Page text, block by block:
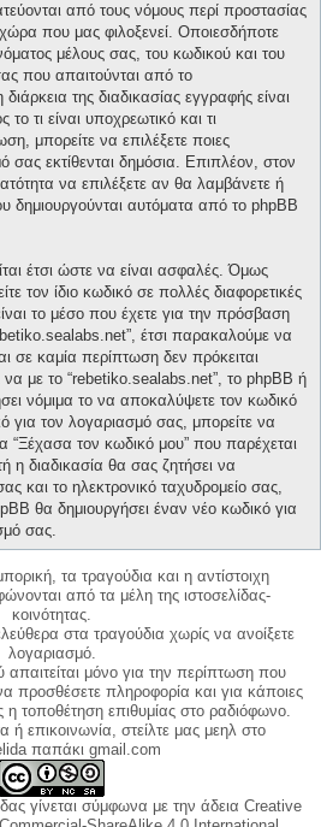
από τους νόμους περί προστασίας
που μας φιλοξενεί. Οποιεσδήποτε
μέλους σας, του κωδικού και του
που απαιτούνται από το
της διαδικασίας εγγραφής είναι
τι είναι υποχρεωτικό και τι
μπορείτε να επιλέξετε ποιες
σας εκτίθενται δημόσια. Επιπλέον, στον
να επιλέξετε αν θα λαμβάνετε ή
δημιουργούνται αυτόματα από το phpBB
έτσι ώστε να είναι ασφαλές. Όμως
τον ίδιο κωδικό σε πολλές διαφορετικές
το μέσο που έχετε για την πρόσβαση
έτσι παρακαλούμε να
σε καμία περίπτωση δεν πρόκειται
με το “rebetiko.sealabs.net”, το phpBB ή
νόμιμα το να αποκαλύψετε τον κωδικό
για τον λογαριασμό σας, μπορείτε να
“Ξέχασα τον κωδικό μου” που παρέχεται
η διαδικασία θα σας ζητήσει να
και το ηλεκτρονικό ταχυδρομείο σας,
θα δημιουργήσει έναν νέο κωδικό για
σας.
τα τραγούδια και η αντίστοιχη
από τα μέλη της ιστοσελίδας-
κοινότητας.
στα τραγούδια χωρίς να ανοίξετε
λογαριασμό.
απαιτείται μόνο για την περίπτωση που
προσθέσετε πληροφορία και για κάποιες
η τοποθέτηση επιθυμίας στο ραδιόφωνο.
επικοινωνία, στείλτε μας μεηλ στο
παπάκι gmail.com
γίνεται σύμφωνα με την άδεια Creative